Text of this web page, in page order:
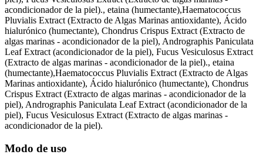
acondicionador de la piel)., etaina (humectante),Haematococcus
Pluvialis Extract (Extracto de Algas Marinas antioxidante), Ácido
hialurónico (humectante), Chondrus Crispus Extract (Extracto de
algas marinas - acondicionador de la piel), Andrographis Paniculata
Leaf Extract (acondicionador de la piel), Fucus Vesiculosus Extract
(Extracto de algas marinas - acondicionador de la piel)., etaina
(humectante),Haematococcus Pluvialis Extract (Extracto de Algas
Marinas antioxidante), Ácido hialurónico (humectante), Chondrus
Crispus Extract (Extracto de algas marinas - acondicionador de la
piel), Andrographis Paniculata Leaf Extract (acondicionador de la
piel), Fucus Vesiculosus Extract (Extracto de algas marinas -
acondicionador de la piel).
Modo de uso